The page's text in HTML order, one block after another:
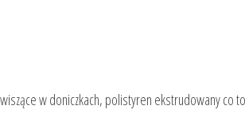
w doniczkach, polistyren ekstrudowany co to